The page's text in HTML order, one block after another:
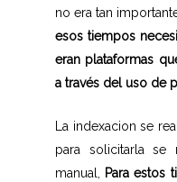
no era tan
esos tiempos
eran plataformas
a través del uso de
La indexacion se
para solicitarla se
manual,
Para estos